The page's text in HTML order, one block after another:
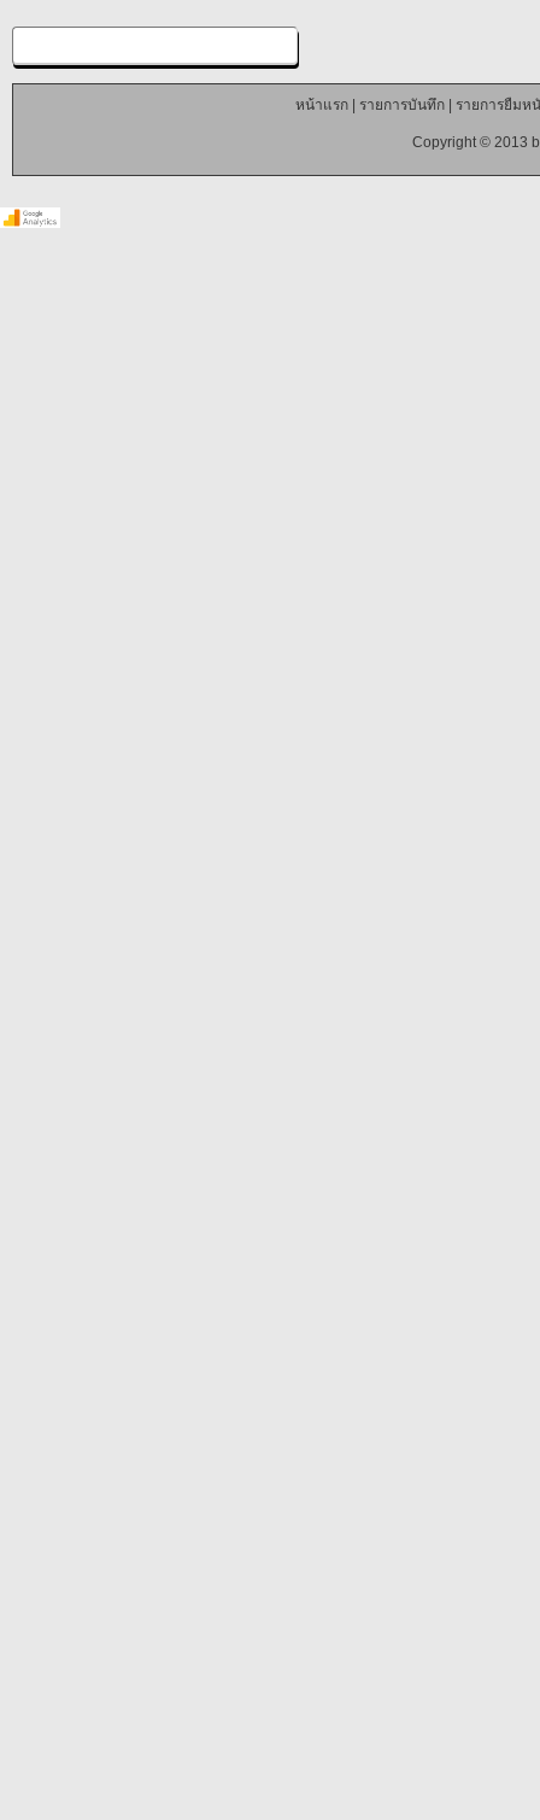
หน้าแรก| รายการบันทึก| รายการยืมห
Copyright © 2013